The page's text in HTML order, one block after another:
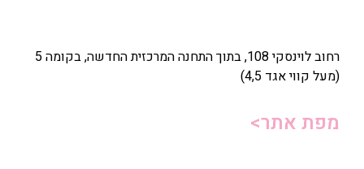
רחוב לוינסקי 108, בתוך התחנה המרכזית החדשה, בקומה 5
(מעל קווי אגד 4,5)
מפת אתר>